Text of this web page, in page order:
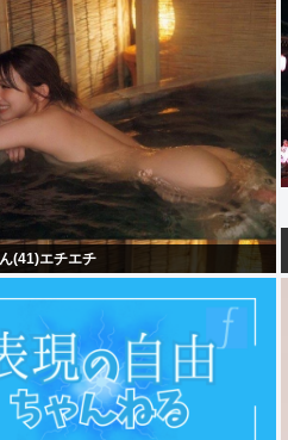
(41)エチエチ